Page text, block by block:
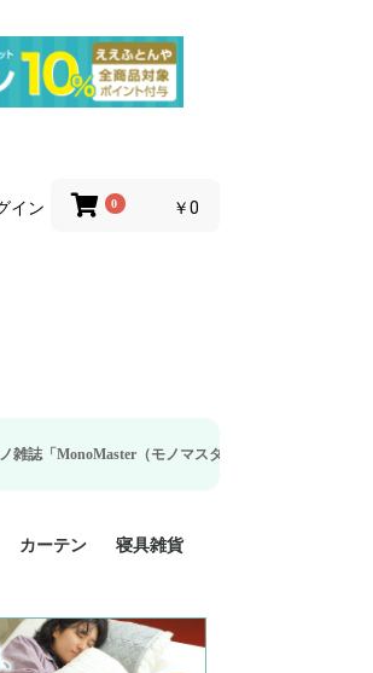
イン 0 ￥0
（モノマスター）」の疲労回復・睡眠の向上特集に
カーテン
既成カーテンのサイズ
遮光カーテン
レース・シアーカーテン
Disney ディズニーカーテ
ン
MOOMIN ムーミンカーテ
ン
PEANUTS ピーナツカー
テン (SNOOPY スヌーピ
ー)
寝具雑貨
美容・化粧品
シルク寝具・雑貨
HURONテクノロジー リ
カバリー寝具
ソファカバー
ひざ掛け
パジャマ
クッション
玄関・フロアーマット
ペット用ベッド
インテリア
その他寝具雑貨